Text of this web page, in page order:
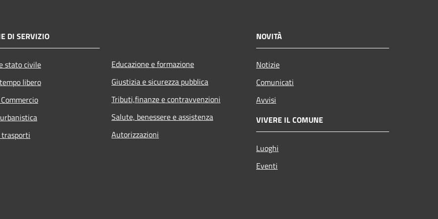
DI SERVIZIO
stato civile
libero
Educazione e formazione
Giustizia e sicurezza pubblica
Tributi,finanze e contravvenzioni
Salute, benessere e assistenza
Autorizzazioni
NOVITÀ
Notizie
Comunicati
Avvisi
VIVERE IL COMUNE
Luoghi
Eventi